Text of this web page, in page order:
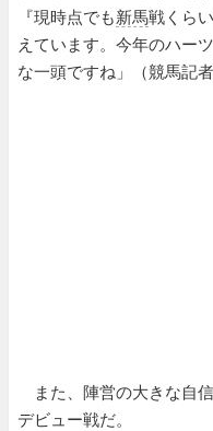
『現時点でも新馬戦くら
えています。今年のハー
な一頭ですね」（競馬記者
また、陣営の大きな自
デビュー戦だ。